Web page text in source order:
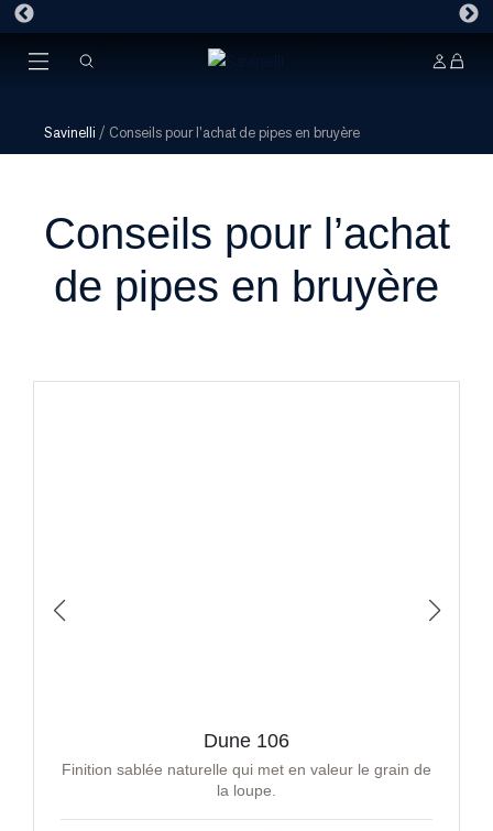
Savinelli / Conseils pour l’achat de pipes en bruyère
Conseils pour l’achat
de pipes en bruyère
Dune 106
Finition sablée naturelle qui met en valeur le grain de
la loupe.